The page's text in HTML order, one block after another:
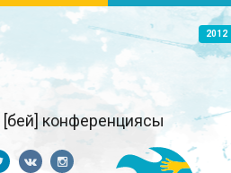
2012
конференциясы